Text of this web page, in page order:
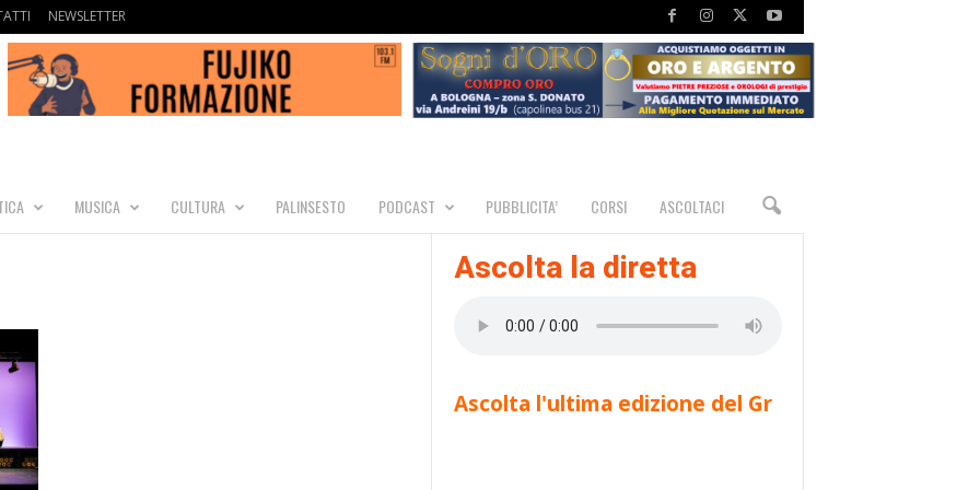
NEWSLETTER
MUSICA CULTURA PALINSESTO PODCAST PUBBLICITA’ CORSI ASCOLTACI
Ascolta la diretta
Ascolta l'ultima edizione del Gr